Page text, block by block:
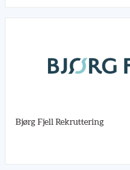
Bjørg Fjell Rekruttering